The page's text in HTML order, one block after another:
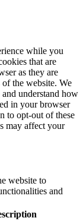
while you
that are
as they are
the website. We
understand how
in your browser
to opt-out of these
may affect your
website to
and